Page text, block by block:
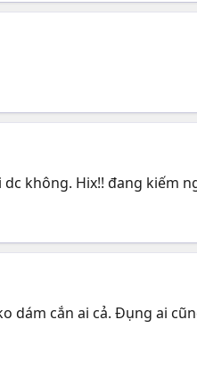
không. Hix!! đang kiếm
cắn ai cả. Đụng ai